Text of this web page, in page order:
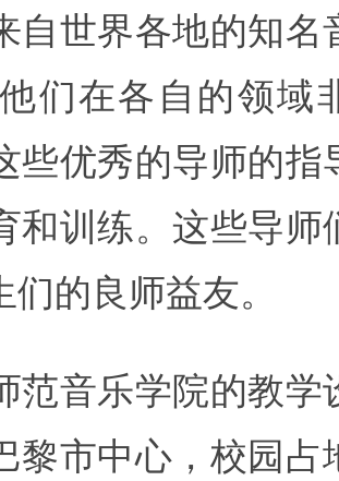
世界各地的知名
们在各自的领域
些优秀的导师的指
和训练。这些导师
的良师益友。
范音乐学院的教学
黎市中心，校园占